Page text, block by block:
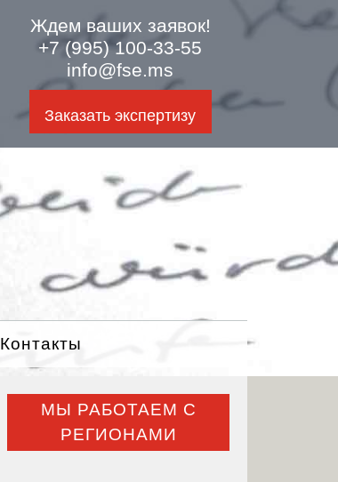
Ждем ваших заявок!
+7 (995) 100-33-55
info@fse.ms
Заказать экспертизу
Контакты
МЫ РАБОТАЕМ С
РЕГИОНАМИ